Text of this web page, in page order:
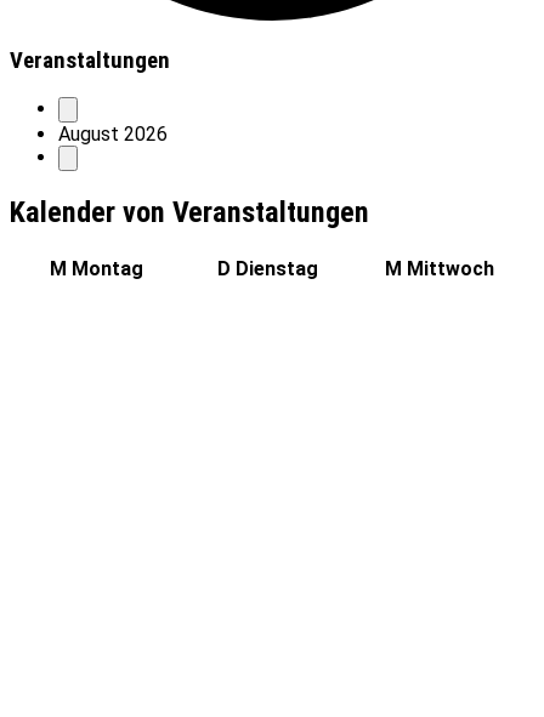
Veranstaltungen
August 2026
Kalender von Veranstaltungen
M Montag D Dienstag M Mittwoch